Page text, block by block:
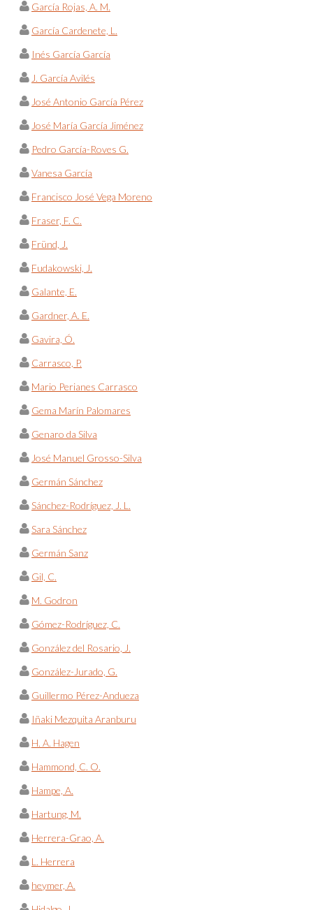
García Rojas, A. M.
García Cardenete, L.
Inés García García
J. García Avilés
José Antonio García Pérez
José María García Jiménez
Pedro García-Roves G.
Vanesa García
Francisco José Vega Moreno
Fraser, F. C.
Fründ, J.
Fudakowski, J.
Galante, E.
Gardner, A. E.
Gavira, Ó.
Carrasco, P.
Mario Perianes Carrasco
Gema Marín Palomares
Genaro da Silva
José Manuel Grosso-Silva
Germán Sánchez
Sánchez-Rodríguez, J. L.
Sara Sánchez
Germán Sanz
Gil, C.
M. Godron
Gómez-Rodríguez, C.
González del Rosario, J.
González-Jurado, G.
Guillermo Pérez-Andueza
Iñaki Mezquita Aranburu
H. A. Hagen
Hammond, C. O.
Hampe, A.
Hartung, M.
Herrera-Grao, A.
L. Herrera
heymer, A.